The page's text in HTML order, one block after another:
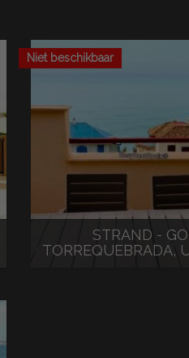
Niet beschikbaar
STRAND -
TORREQUEBRADA,